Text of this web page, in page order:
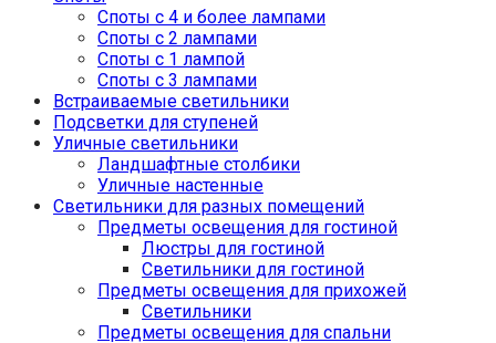
Споты с 4 и более лампами
Споты с 2 лампами
Споты с 1 лампой
Споты с 3 лампами
Встраиваемые светильники
Подсветки для ступеней
Уличные светильники
Ландшафтные столбики
Уличные настенные
Светильники для разных помещений
Предметы освещения для гостиной
Люстры для гостиной
Светильники для гостиной
Предметы освещения для прихожей
Светильники
Предметы освещения для спальни